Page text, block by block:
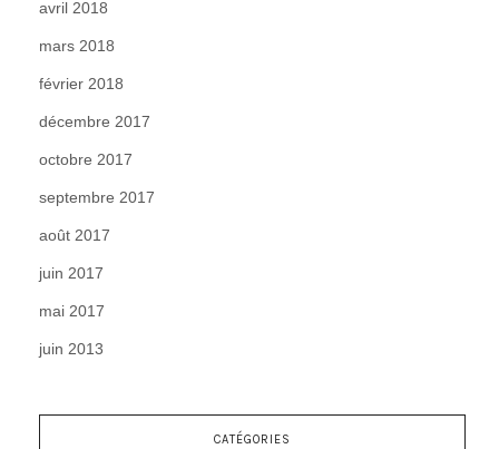
avril 2018
mars 2018
février 2018
décembre 2017
octobre 2017
septembre 2017
août 2017
juin 2017
mai 2017
juin 2013
CATÉGORIES